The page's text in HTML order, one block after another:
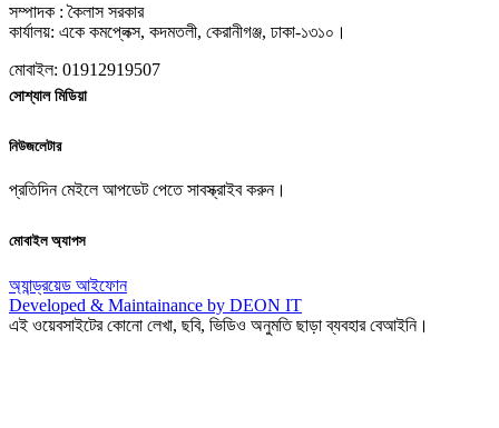
সম্পাদক : কৈলাস সরকার
কার্যালয়: একে কমপ্লেক্স, কদমতলী, কেরানীগঞ্জ, ঢাকা-১৩১০।
মোবাইল: 01912919507
সোশ্যাল মিডিয়া
নিউজলেটার
প্রতিদিন মেইলে আপডেট পেতে সাবস্ক্রাইব করুন।
মোবাইল অ্যাপস
অ্যান্ড্রয়েড আইফোন
Developed & Maintainance by DEON IT
এই ওয়েবসাইটের কোনো লেখা, ছবি, ভিডিও অনুমতি ছাড়া ব্যবহার বেআইনি।